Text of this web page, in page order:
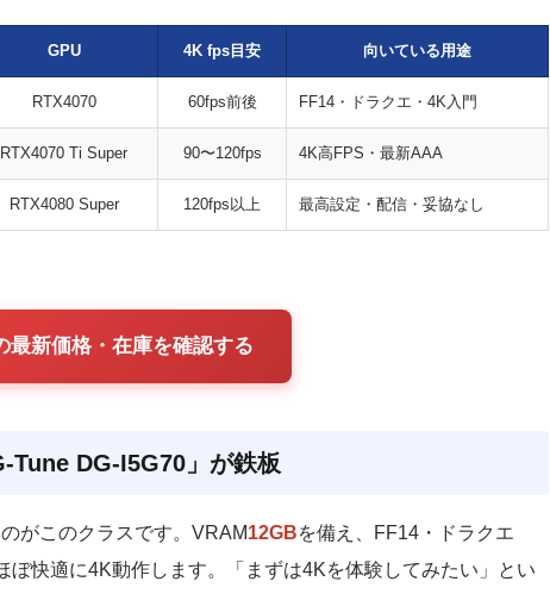
GPU 4K fps目安 向いている用途
RTX4070 60fps前後 FF14・ドラクエ・4K入門
RTX4070 Ti Super 90〜120fps 4K高FPS・最新AAA
RTX4080 Super 120fps以上 最高設定・配信・妥協なし
最新価格・在庫を確認する
Tune DG-I5G70」が鉄板
がこのクラスです。VRAM12GBを備え、FF14・ドラクエ
快適に4K動作します。「まずは4Kを体験してみたい」とい